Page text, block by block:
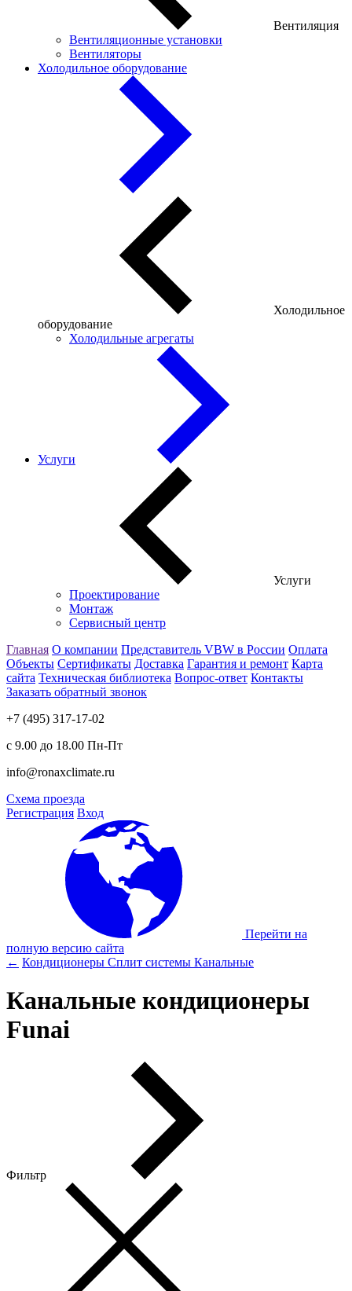
Вентиляция
Вентиляционные установки
Вентиляторы
Холодильное оборудование
Холодильное
оборудование
Холодильные агрегаты
Услуги
Услуги
Проектирование
Монтаж
Сервисный центр
Главная О компании Представитель VBW в России Оплата
Объекты Сертификаты Доставка Гарантия и ремонт Карта
сайта Техническая библиотека Вопрос-ответ Контакты
Заказать обратный звонок
+7 (495) 317-17-02
с 9.00 до 18.00 Пн-Пт
info@ronaxclimate.ru
Схема проезда
Регистрация Вход
Перейти на
полную версию сайта
← Кондиционеры Сплит системы Канальные
Канальные кондиционеры
Funai
Фильтр